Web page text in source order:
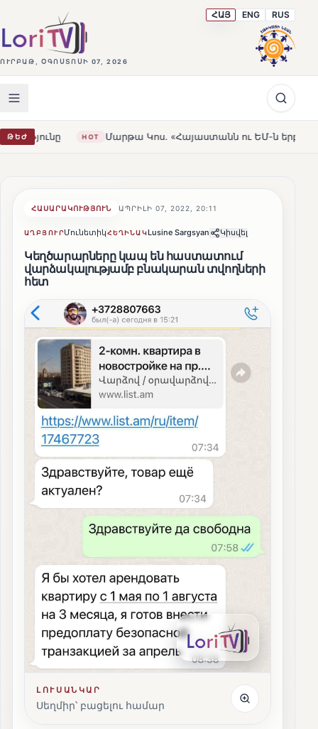
ՈՒՐԲԱԹ, ՕԳՈՍՏՈՍԻ 07, 2026
ՀԱՅ ENG RUS
ԹԵԺ
HOT Մարթա Կոս. «Հայաստանն ու ԵՄ-ն երբեք այսքան մոտ չեն
ՀԱՍԱՐԱԿՈՒԹՅՈՒՆ ԱՊՐԻԼԻ 07, 2022, 20:11
ԱՂԲՅՈՒՐՄունետիկՀԵՂԻՆԱԿLusine Sargsyan Կիսվել
Կեղծարարները կապ են հաստատում
վարձակալությամբ բնակարան տվողների
հետ
ԼՈՒՍԱՆԿԱՐ
Սեղմիր՝ բացելու համար